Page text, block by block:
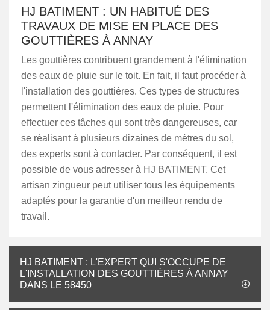
HJ BATIMENT : UN HABITUÉ DES
TRAVAUX DE MISE EN PLACE DES
GOUTTIÈRES À ANNAY
Les gouttières contribuent grandement à l'élimination
des eaux de pluie sur le toit. En fait, il faut procéder à
l'installation des gouttières. Ces types de structures
permettent l'élimination des eaux de pluie. Pour
effectuer ces tâches qui sont très dangereuses, car
se réalisant à plusieurs dizaines de mètres du sol,
des experts sont à contacter. Par conséquent, il est
possible de vous adresser à HJ BATIMENT. Cet
artisan zingueur peut utiliser tous les équipements
adaptés pour la garantie d'un meilleur rendu de
travail.
HJ BATIMENT : L'EXPERT QUI S'OCCUPE DE
L'INSTALLATION DES GOUTTIÈRES À ANNAY
DANS LE 58450